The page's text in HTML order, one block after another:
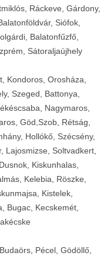
Ráckeve, Gárdony,
Siófok,
Balatonfűzfő,
Sátoraljaújhely
Kondoros, Orosháza,
Szeged, Battonya,
Nagymaros,
Göd,Szob, Rétság,
Hollókő, Szécsény,
Lajosmizse, Soltvadkert,
Kiskunhalas,
Kelebia, Röszke,
Kistelek,
Bugac, Kecskemét,
Pécel, Gödöllő,